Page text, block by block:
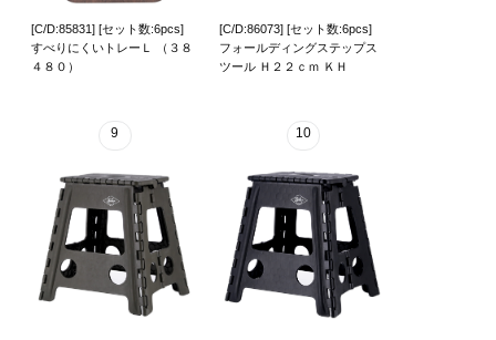
[C/D:85831] [セット数:6pcs]
すべりにくいトレーＬ （３８
４８０）
[C/D:86073] [セット数:6pcs]
フォールディングステップス
ツール Ｈ２２ｃｍ ＫＨ
9 10